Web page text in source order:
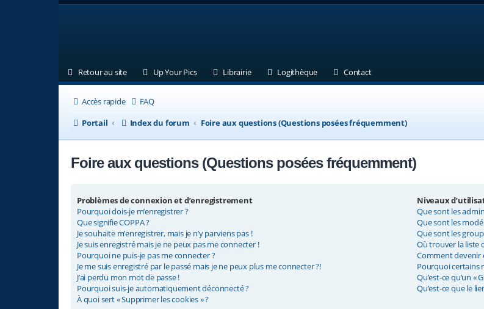
Retour au site(Ouvre un nouvel onglet)
Up Your Pics(Ouvre un nouvel onglet)
Librairie(Ouvre un nouvel onglet)
Logithèque(Ouvre un nouvel onglet)
Contact(Ouvre un nouvel onglet)
Accès rapide FAQ
Portail
Index du forum Foire aux questions (Questions posées fréquemment)
Foire aux questions (Questions posées fréquemment)
Problèmes de connexion et d’enregistrement
Pourquoi dois-je m’enregistrer ?
Que signifie COPPA ?
Je souhaite m’enregistrer, mais je n’y parviens pas !
Je suis enregistré mais je ne peux pas me connecter !
Pourquoi ne puis-je pas me connecter ?
Je me suis enregistré par le passé mais je ne peux plus me connecter ?!
J’ai perdu mon mot de passe !
Pourquoi suis-je automatiquement déconnecté ?
À quoi sert « Supprimer les cookies » ?
Niveaux
Que sont les
Que sont les
Que sont les
Où trouver la liste
Comment devenir
Pourquoi certains
Qu’est-ce qu’un «
Qu’est-ce que le